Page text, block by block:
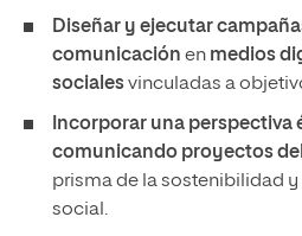
Diseñar y ejecutar
comunicación en medios
socialesvinculadas a
Incorporar una perspectiva
comunicando proyectos
prisma de la sostenibilidad
social.